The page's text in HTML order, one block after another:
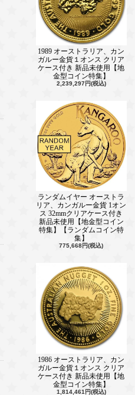
1989 オーストラリア、カン
ガルー金貨１オンス クリア
ケース付き 新品未使用【地
金型コイン特集】
2,239,297円(税込)
ランダムイヤー オーストラ
リア、カンガルー金貨 1オン
ス 32mmクリアケース付き
新品未使用【地金型コイン
特集】【ランダムコイン特
集】
775,668円(税込)
1986 オーストラリア、カン
ガルー金貨１オンス クリア
ケース付き 新品未使用【地
金型コイン特集】
1,814,461円(税込)